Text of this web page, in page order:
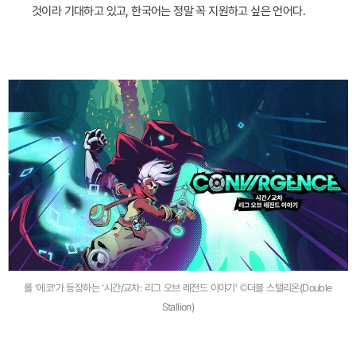
것이라 기대하고 있고, 한국어는 정말 꼭 지원하고 싶은 언어다.
롤 '에코'가 등장하는 '시간/교차: 리그 오브 레전드 이야기' ©더블 스탤리온(Double
Stallion)